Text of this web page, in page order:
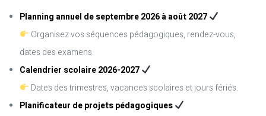
Planning annuel de septembre 2026 à août 2027
Organisez vos séquences pédagogiques, rendez-vous,
dates des examens.
Calendrier scolaire 2026-2027
Dates des trimestres, vacances scolaires et jours fériés.
Planificateur de projets pédagogiques